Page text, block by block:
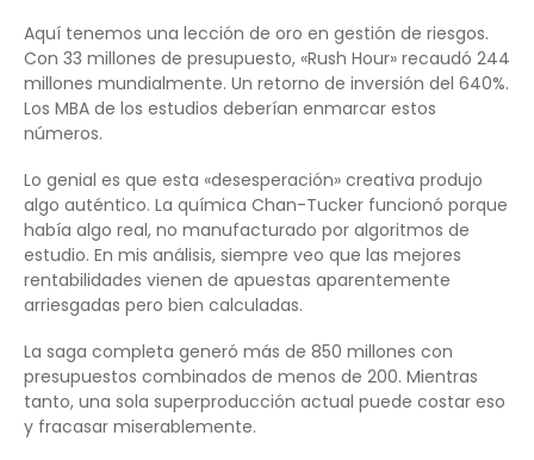
Aquí tenemos una lección de oro en gestión de riesgos.
Con 33 millones de presupuesto, «Rush Hour» recaudó 244
millones mundialmente. Un retorno de inversión del 640%.
Los MBA de los estudios deberían enmarcar estos
números.
Lo genial es que esta «desesperación» creativa produjo
algo auténtico. La química Chan-Tucker funcionó porque
había algo real, no manufacturado por algoritmos de
estudio. En mis análisis, siempre veo que las mejores
rentabilidades vienen de apuestas aparentemente
arriesgadas pero bien calculadas.
La saga completa generó más de 850 millones con
presupuestos combinados de menos de 200. Mientras
tanto, una sola superproducción actual puede costar eso
y fracasar miserablemente.